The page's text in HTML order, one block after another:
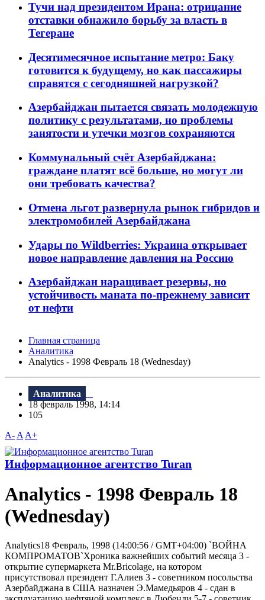
Тучи над президентом Ирана: отрицание
отставки обнажило борьбу за власть в
Тегеране
Десятимесячное испытание метро: Баку
готовится к будущему, но как пассажиры
справятся с сегодняшней нагрузкой?
Азербайджан пытается связать молодежную
политику с результатами, но проблемы
занятости и утечки мозгов сохраняются
Коммунальный счёт Азербайджана:
граждане платят всё больше, но могут ли
они требовать качества?
Отмена льгот развернула рынок гибридов и
электромобилей Азербайджана
Удары по Wildberries: Украина открывает
новое направление давления на Россию
Азербайджан наращивает резервы, но
устойчивость маната по-прежнему зависит
от нефти
Главная страница
Аналитика
Analytics - 1998 Февраль 18 (Wednesday)
Аналитика
18 февраль 1998, 14:14
105
A- A A+
Информационное агентство Turan
Analytics - 1998 Февраль 18
(Wednesday)
Analytics18 Февраль, 1998 (14:00:56 / GMT+04:00) `ВОЙHА
КОМПРОМАТОВ`Хроника важнейших событий месяца 3 -
открытие супермаркета Mr.Bricolage, на котором
присутствовал президент Г.Алиев 3 - советником посольства
Азербайджана в США назначен Э.Мамедьяров 4 - сдан в